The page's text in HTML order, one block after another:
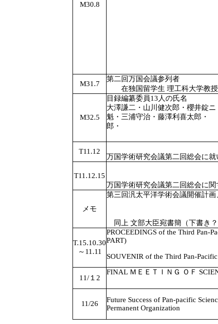
M30.8
M31.7
第二回万国会議参列者
在独国留学生 理工科大学教授
M32.5
目録編纂委員13人の氏名
大澤謙二・山川健次郎・櫻井錠
魁・三浦守治・藤澤利喜太郎・
郎・
T11.12
万国学術研究会議第二回
T11.12.15
万国学術研究会議第二回総会に
メモ
第三回汎太平洋学術会
同上 文部大臣宛書簡（下書き
T.15.10.30
～11.11
PROCEEDINGS of the Third Pan-
PART)
SOUVENIR of the Third Pan-
11/１2
FINAL ＭＥＥＴＩＮＧ ＯＦ
11/26
Future Success of Pan-pacific
Permanent Organization